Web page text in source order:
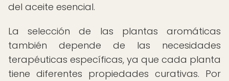
del aceite esencial.
La selección de las plantas aromáticas
también depende de las necesidades
terapéuticas específicas, ya que cada planta
tiene diferentes propiedades curativas. Por